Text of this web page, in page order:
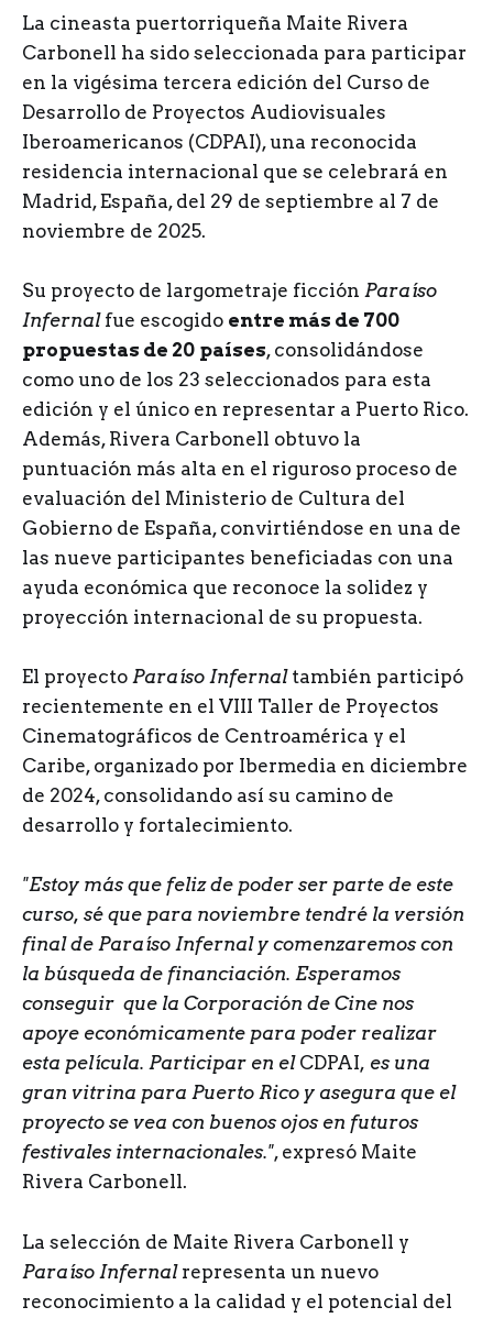
La cineasta puertorriqueña Maite Rivera
Carbonell ha sido seleccionada para participar
en la vigésima tercera edición del Curso de
Desarrollo de Proyectos Audiovisuales
Iberoamericanos (CDPAI), una reconocida
residencia internacional que se celebrará en
Madrid, España, del 29 de septiembre al 7 de
noviembre de 2025.
Su proyecto de largometraje ficción Paraíso
Infernalfue escogido entre más de 700
propuestas de 20 países, consolidándose
como uno de los 23 seleccionados para esta
edición y el único en representar a Puerto Rico.
Además, Rivera Carbonell obtuvo la
puntuación más alta en el riguroso proceso de
evaluación del Ministerio de Cultura del
Gobierno de España, convirtiéndose en una de
las nueve participantes beneficiadas con una
ayuda económica que reconoce la solidez y
proyección internacional de su propuesta.
El proyecto Paraíso Infernaltambién participó
recientemente en el VIII Taller de Proyectos
Cinematográficos de Centroamérica y el
Caribe, organizado por Ibermedia en diciembre
de 2024, consolidando así su camino de
desarrollo y fortalecimiento.
"Estoy más que feliz de poder ser parte de este
curso, sé que para noviembre tendré la versión
final de Paraíso Infernal y comenzaremos con
la búsqueda de financiación. Esperamos
conseguir que la Corporación de Cine nos
apoye económicamente para poder realizar
esta película. Participar en el CDPAI, es una
gran vitrina para Puerto Rico y asegura que el
proyecto se vea con buenos ojos en futuros
festivales internacionales.", expresó Maite
Rivera Carbonell.
La selección de Maite Rivera Carbonell y
Paraíso Infernalrepresenta un nuevo
reconocimiento a la calidad y el potencial del